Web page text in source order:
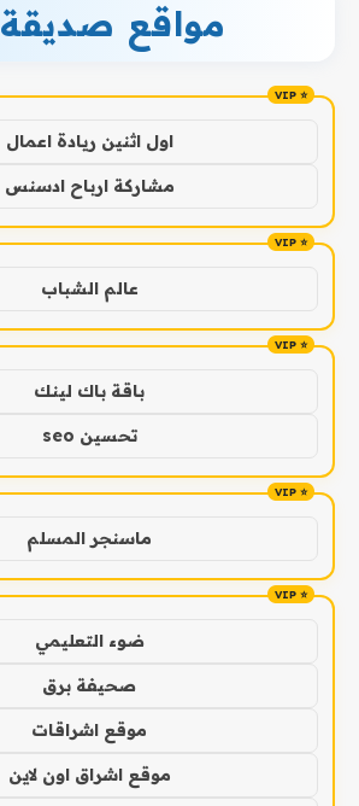
مواقع صديقة
اول اثنين ريادة اعمال
مشاركة ارباح ادسنس
عالم الشباب
باقة باك لينك
تحسين seo
ماسنجر المسلم
ضوء التعليمي
صحيفة برق
موقع اشراقات
موقع اشراق اون لاين